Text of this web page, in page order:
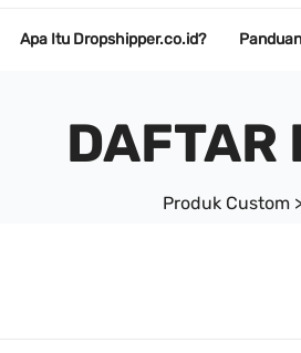
Apa Itu Dropshipper.co.id?
DAFTAR
Produk Custom